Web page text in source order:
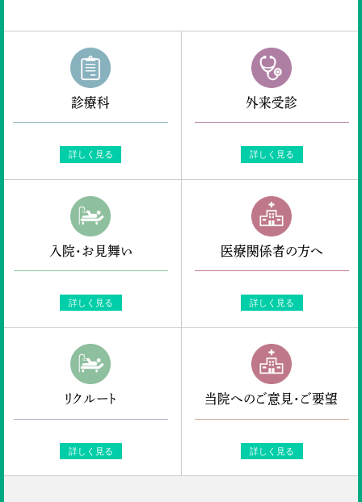
診療科
詳しく見る
外来受診
詳しく見る
入院・お見舞い
詳しく見る
医療関係者の方へ
詳しく見る
リクルート
詳しく見る
当院へのご意見・ご要望
詳しく見る